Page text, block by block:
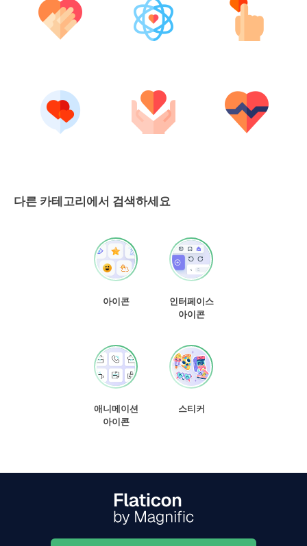
다른 카테고리에서 검색하세요
아이콘
인터페이스
아이콘
애니메이션
아이콘
스티커